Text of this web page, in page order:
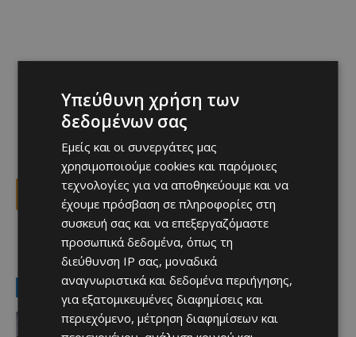
Facebook Viber
OPTA Top ΜΟΥΝΤΙΑΛ 2026
LATEST NEWS
Αθλητικά
Iσοπαλία 2-2 με την Κηφισιά – ΔΕΙΤΕ
Υπεύθυνη χρήση των
δεδομένων σας
Εμείς και οι συνεργάτες μας
χρησιμοποιούμε cookies και παρόμοιες
τεχνολογίες για να αποθηκεύουμε και να
έχουμε πρόσβαση σε πληροφορίες στη
συσκευή σας και να επεξεργαζόμαστε
προσωπικά δεδομένα, όπως τη
διεύθυνση IP σας, μοναδικά
αναγνωριστικά και δεδομένα περιήγησης,
για εξατομικευμένες διαφημίσεις και
περιεχόμενο, μέτρηση διαφημίσεων και